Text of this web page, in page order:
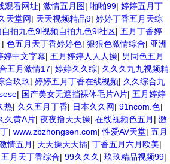
观看网址| 激情五月图| 啪啪99| 婷婷五月丁
天堂网| 天天视频精品9| 婷婷丁香五月天综
拍九色9l视频自拍九色9l社区| 五月丁香婷
| 色五月天丁香婷婷色| 狠狠色激情综合| 亚洲
婷中文字幕| 五月婷婷人人人操| 男同色五月
五月激情17| 婷婷久久综| 久久久九九视频精
合玖玖| 婷婷五月丁香在线视频| 久久综合九
| 国产美女无遮挡裸体毛片A片| 五月婷婷
热| 久久五月丁香| 日本久久网| 91ncom.色|
久黄A片| 夜夜撸天天操| 在线视频色五月 | 激
| www.zbzhongsen.com|性爱AV天堂| 五月
情五月 | 天天操天天插| 丁香五月六月欧美|
五月天丁香综合| 99久久久 | 玖玖精品视频99|